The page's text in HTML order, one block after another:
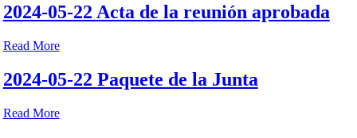
2024-05-22 Acta de la reunión aprobada
Read More
2024-05-22 Paquete de la Junta
Read More